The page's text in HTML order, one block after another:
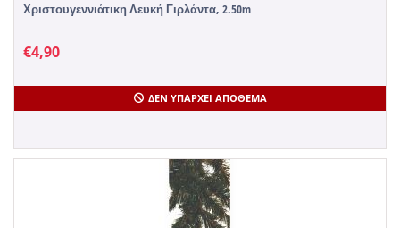
Χριστουγεννιάτικη Λευκή Γιρλάντα, 2.50m
€4,90
ΔΕΝ ΥΠΆΡΧΕΙ ΑΠΌΘΕΜΑ